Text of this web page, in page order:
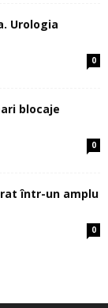
Urologia
0
blocaje
0
într-un amplu
0